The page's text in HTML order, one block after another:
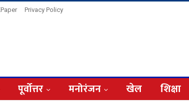
Privacy Policy
पूर्वोत्तर मनोरंजन खेल शिक्षा